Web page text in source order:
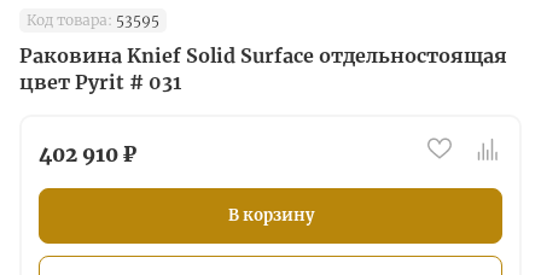
Код товара: 53595
Раковина Knief Solid Surface отдельностоящая
цвет Pyrit # 031
402 910 ₽
В корзину